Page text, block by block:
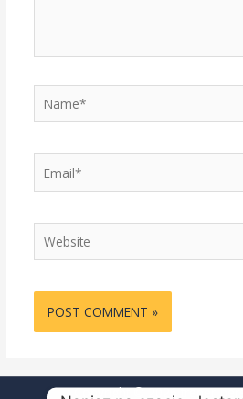
Name*
Website
Copyright © 2026 trener-